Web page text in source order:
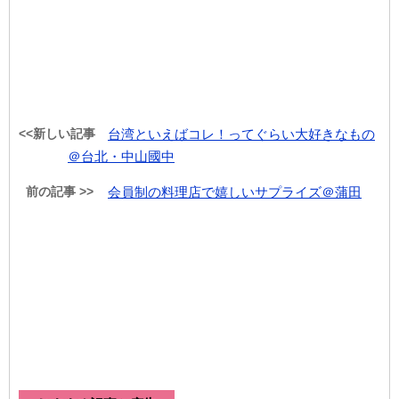
<<新しい記事
台湾といえばコレ！ってぐらい大好きなもの
＠台北・中山國中
前の記事 >> 会員制の料理店で嬉しいサプライズ＠蒲田